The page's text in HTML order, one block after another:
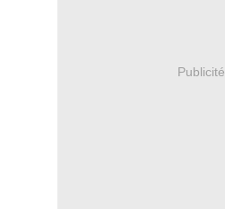
Publicité